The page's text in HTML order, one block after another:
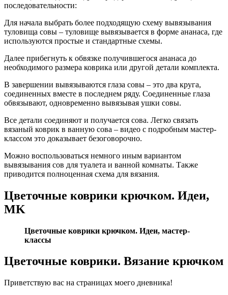
последовательности:
Для начала выбрать более подходящую схему вывязывания
туловища совы – туловище вывязывается в форме ананаса, где
используются простые и стандартные схемы.
Далее прибегнуть к обвязке получившегося ананаса до
необходимого размера коврика или другой детали комплекта.
В завершении вывязываются глаза совы – это два круга,
соединенных вместе в последнем ряду. Соединенные глаза
обвязывают, одновременно вывязывая ушки совы.
Все детали соединяют и получается сова. Легко связать
вязаный коврик в ванную сова – видео с подробным мастер-
классом это доказывает безоговорочно.
Можно воспользоваться немного иным вариантом
вывязывания сов для туалета и ванной комнаты. Также
приводится полноценная схема для вязания.
Цветочные коврики крючком. Идеи,
MK
Цветочные коврики крючком. Идеи, мастер-
классы
Цветочные коврики. Вязание крючком
Приветствую вас на страницах моего дневника!